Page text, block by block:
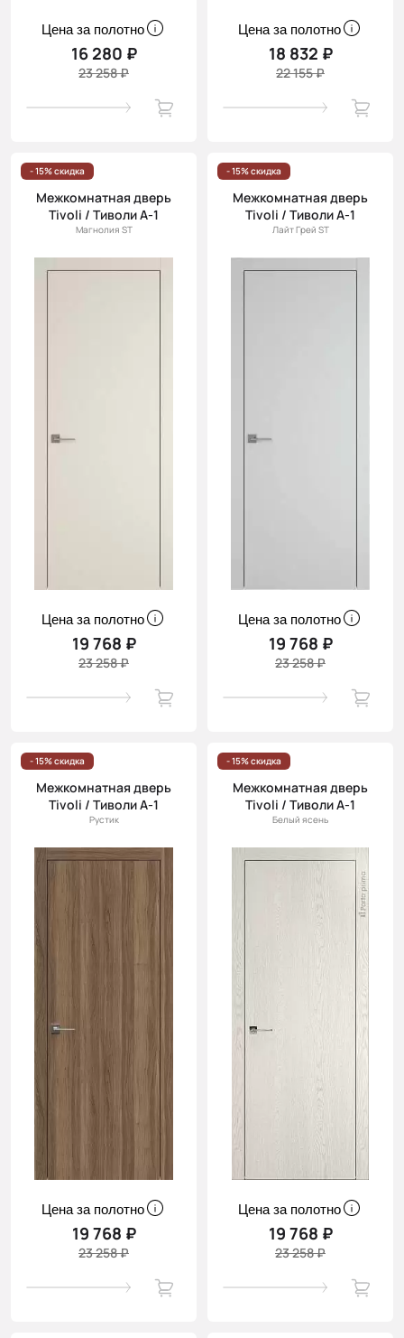
Цена за полотно
16 280 ₽
23 258 ₽
Цена за полотно
18 832 ₽
22 155 ₽
- 15% скидка
Межкомнатная дверь
Tivoli / Тиволи А-1
Магнолия ST
Цена за полотно
19 768 ₽
23 258 ₽
- 15% скидка
Межкомнатная дверь
Tivoli / Тиволи А-1
Лайт Грей ST
Цена за полотно
19 768 ₽
23 258 ₽
- 15% скидка
Межкомнатная дверь
Tivoli / Тиволи А-1
Рустик
Цена за полотно
19 768 ₽
23 258 ₽
- 15% скидка
Межкомнатная дверь
Tivoli / Тиволи А-1
Белый ясень
Цена за полотно
19 768 ₽
23 258 ₽